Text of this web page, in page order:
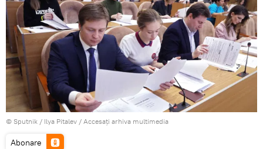
© Sputnik / Ilya Pitalev / Accesați arhiva multimedia
Abonare